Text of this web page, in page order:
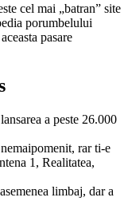
cel mai „batran” site
porumbelului
pasare
a peste 26.000
rar ti-e
1, Realitatea,
limbaj, dar a